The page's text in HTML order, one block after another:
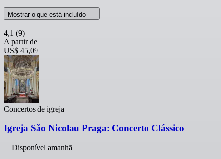
Mostrar o que está incluído
4,1 (9)
A partir de
US$ 45,09
Concertos de igreja
Igreja São Nicolau Praga: Concerto Clássico
Disponível amanhã